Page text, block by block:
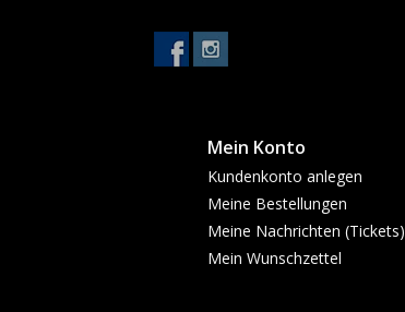
Mein Konto
Kundenkonto anlegen
Meine Bestellungen
Meine Nachrichten (Tickets)
Mein Wunschzettel